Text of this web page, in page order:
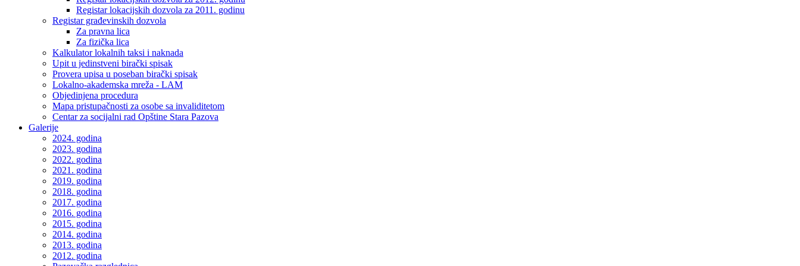
Registar lokacijskih dozvola za 2011. godinu
Registar građevinskih dozvola
Za pravna lica
Za fizička lica
Kalkulator lokalnih taksi i naknada
Upit u jedinstveni birački spisak
Provera upisa u poseban birački spisak
Lokalno-akademska mreža - LAM
Objedinjena procedura
Mapa pristupačnosti za osobe sa invaliditetom
Centar za socijalni rad Opštine Stara Pazova
Galerije
2024. godina
2023. godina
2022. godina
2021. godina
2019. godina
2018. godina
2017. godina
2016. godina
2015. godina
2014. godina
2013. godina
2012. godina